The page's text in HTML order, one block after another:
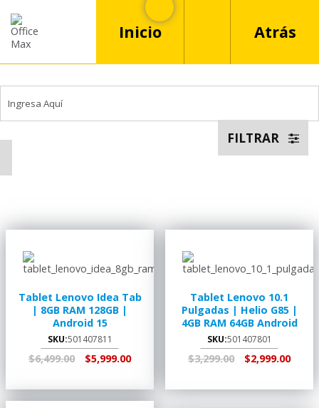
Inicio Atrás
FILTRAR
Tablet Lenovo Idea Tab
| 8GB RAM 128GB |
Android 15
SKU:501407811
$6,499.00 $5,999.00
AGREGAR AL
RECOGER EN
Tablet Lenovo 10.1
Pulgadas | Helio G85 |
4GB RAM 64GB Android
SKU:501407801
$3,299.00 $2,999.00